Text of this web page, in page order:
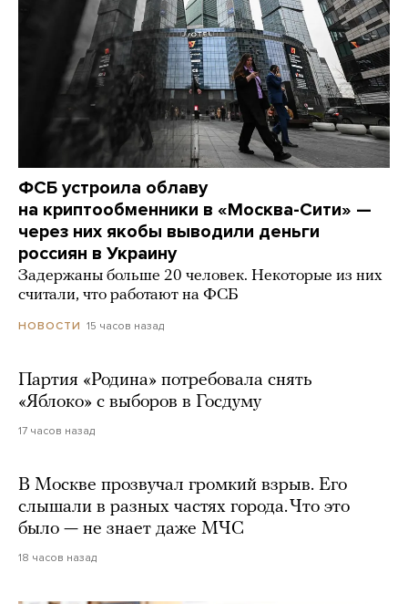
ФСБ устроила облаву
на криптообменники в «Москва-Сити» —
через них якобы выводили деньги
россиян в Украину
Задержаны больше 20 человек. Некоторые из них
считали, что работают на ФСБ
НОВОСТИ 15 часов назад
Партия «Родина» потребовала снять
«Яблоко» с выборов в Госдуму
17 часов назад
В Москве прозвучал громкий взрыв. Его
слышали в разных частях города. Что это
было — не знает даже МЧС
18 часов назад